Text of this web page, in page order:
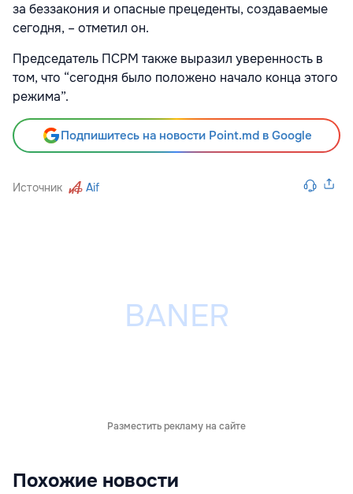
за беззакония и опасные прецеденты, создаваемые
сегодня, – отметил он.
Председатель ПСРМ также выразил уверенность в
том, что “сегодня было положено начало конца этого
режима”.
Подпишитесь на новости Point.md в Google
Источник Aif
Разместить рекламу на сайте
Похожие новости